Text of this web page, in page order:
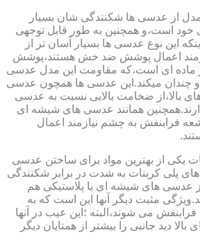
مدل از عدسی ها شکنندگی شان بسیار
خود است،و همچنین به طور قابل توجهی
این نوع عدسی ها بسیار آسان تر از
اعمال پوشش ضد خش هستند،پوشش
ماده ای است،که مقاومت این مدل عدسی
چندان میکند.این عدسی ها همچون عدسی
بالا،از ضخامت بالایی نسبت به عدسی
همانند عدسی های شیشه ای
فرابنفش به چشم نیازمند اعمال
یکی از بهترین مواد برای ساختن عدسی
پلی کربنات به شدت در برابر شکنندگی
عدسی های شیشه ای یا پلاستیکی هم
مثبت دیگر آنها این است که به
می شوند،البته ؛این عیب در آنها
دید جانبی را بیشتر از همتایان دیگر